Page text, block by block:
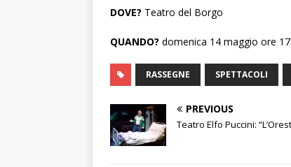
DOVE? Teatro del Borgo
QUANDO? domenica 14 maggio ore
RASSEGNE SPETTACOLI
PREVIOUS
Teatro Elfo Puccini: